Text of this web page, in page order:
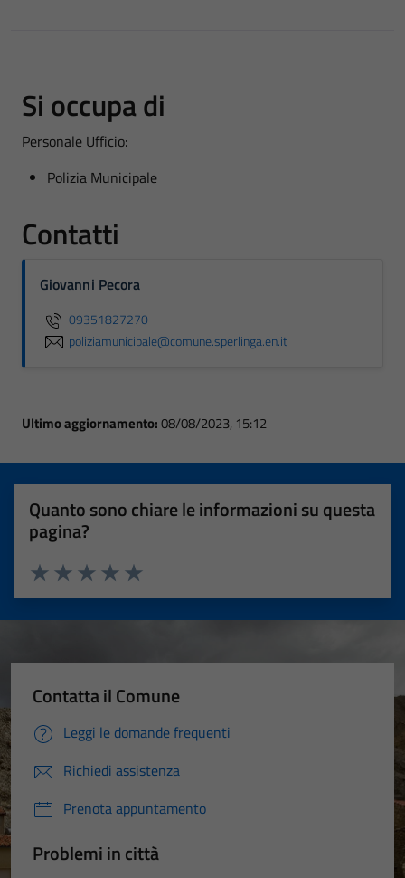
Si occupa di
Personale Ufficio:
Polizia Municipale
Contatti
Giovanni Pecora
09351827270
poliziamunicipale@comune.sperlinga.en.it
Ultimo aggiornamento:08/08/2023, 15:12
Quanto sono chiare le informazioni su questa
pagina?
Valuta 5 stelle su 5
Valuta 4 stelle su 5
Valuta 3 stelle su 5
Valuta 2 stelle su 5
Valuta 1 stelle su 5
Contatta il Comune
Leggi le domande frequenti
Richiedi assistenza
Prenota appuntamento
Problemi in città